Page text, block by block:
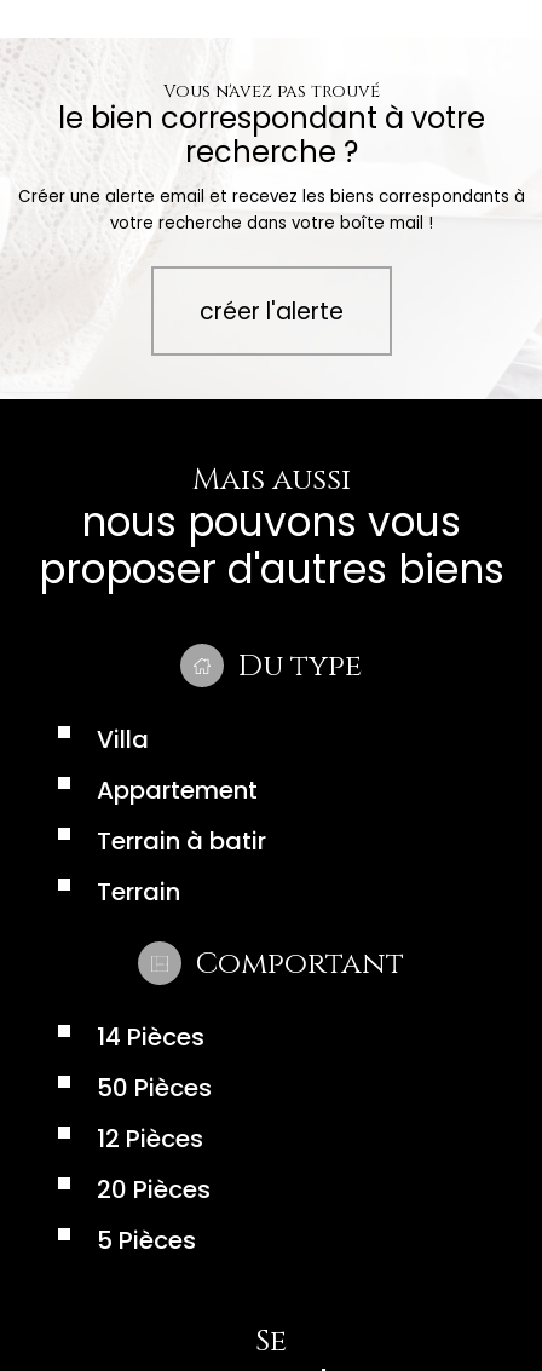
Vous n'avez pas trouvé
le bien correspondant à votre
recherche ?
Créer une alerte email et recevez les biens correspondants à
votre recherche dans votre boîte mail !
créer l'alerte
Mais aussi
nous pouvons vous
proposer d'autres biens
Du type
Villa
Appartement
Terrain à batir
Terrain
Comportant
14 Pièces
50 Pièces
12 Pièces
20 Pièces
5 Pièces
Se